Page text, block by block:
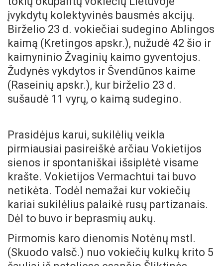
įvykdytų kolektyvinės bausmės akcijų.
Birželio 23 d. vokiečiai sudegino Ablingos
kaimą (Kretingos apskr.), nužudė 42 šio ir
kaimyninio Žvaginių kaimo gyventojus.
Žudynės vykdytos ir Švendūnos kaime
(Raseinių apskr.), kur birželio 23 d.
sušaudė 11 vyrų, o kaimą sudegino.
Prasidėjus karui, sukilėlių veikla
pirmiausiai pasireiškė arčiau Vokietijos
sienos ir spontaniškai išsiplėtė visame
krašte. Vokietijos Vermachtui tai buvo
netikėta. Todėl nemažai kur vokiečių
kariai sukilėlius palaikė rusų partizanais.
Dėl to buvo ir beprasmių aukų.
Pirmomis karo dienomis Notėnų mstl.
(Skuodo valsč.) nuo vokiečių kulkų krito 5